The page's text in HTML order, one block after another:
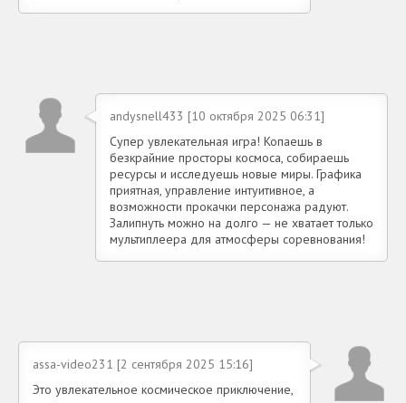
andysnell433 [10 октября 2025 06:31]
Супер увлекательная игра! Копаешь в
безкрайние просторы космоса, собираешь
ресурсы и исследуешь новые миры. Графика
приятная, управление интуитивное, а
возможности прокачки персонажа радуют.
Залипнуть можно на долго — не хватает только
мультиплеера для атмосферы соревнования!
assa-video231 [2 сентября 2025 15:16]
Это увлекательное космическое приключение,